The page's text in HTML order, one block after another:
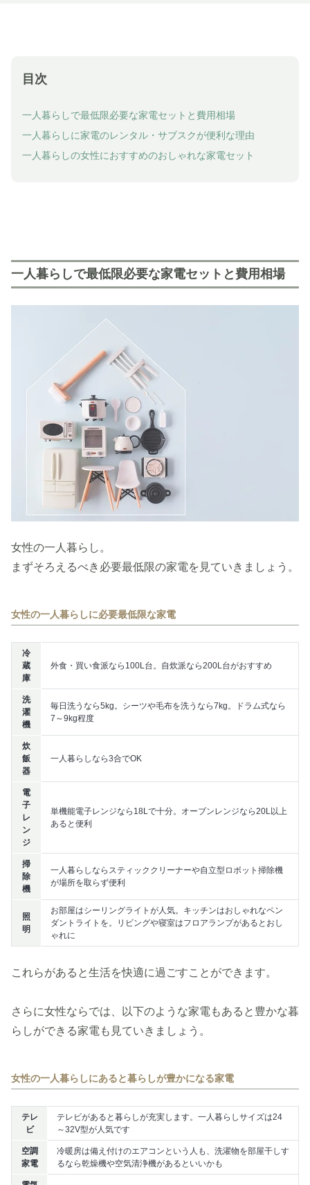
目次
一人暮らしで最低限必要な家電セットと費用相場
一人暮らしに家電のレンタル・サブスクが便利な理由
一人暮らしの女性におすすめのおしゃれな家電セット
一人暮らしで最低限必要な家電セットと費用相場
女性の一人暮らし。
まずそろえるべき必要最低限の家電を見ていきましょう。
女性の一人暮らしに必要最低限な家電
冷
蔵
庫
外食・買い食派なら100L台。自炊派なら200L台がおすすめ
洗
濯
機
毎日洗うなら5kg。シーツや毛布を洗うなら7kg。ドラム式なら
7～9kg程度
炊
飯
器
一人暮らしなら3合でOK
電
子
レ
ン
ジ
単機能電子レンジなら18Lで十分。オーブンレンジなら20L以上
あると便利
掃
除
機
一人暮らしならスティッククリーナーや自立型ロボット掃除機
が場所を取らず便利
照
明
お部屋はシーリングライトが人気。キッチンはおしゃれなペン
ダントライトを。リビングや寝室はフロアランプがあるとおし
ゃれに
これらがあると生活を快適に過ごすことができます。
さらに女性ならでは、以下のような家電もあると豊かな暮
らしができる家電も見ていきましょう。
女性の一人暮らしにあると暮らしが豊かになる家電
テレ
ビ
テレビがあると暮らしが充実します。一人暮らしサイズは24
～32V型が人気です
空調
家電
冷暖房は備え付けのエアコンという人も、洗濯物を部屋干しす
るなら乾燥機や空気清浄機があるといいかも